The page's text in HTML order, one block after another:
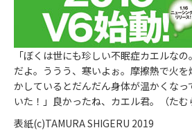
「ぼくは世にも珍しい不眠症カエルな
だよ。ううう、寒いよぉ。摩擦熱で火
かしているとだんだん身体が温かくな
いた！」良かったね、カエル君。（たむ
表紙(c)TAMURA SHIGERU 2019